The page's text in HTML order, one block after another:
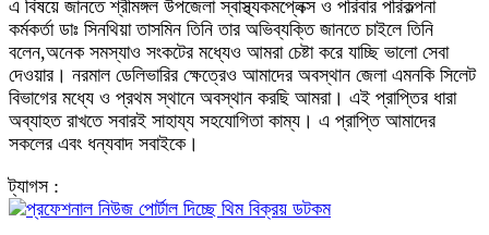
এ বিষয়ে জানতে শ্রীমঙ্গল উপজেলা স্বাস্থ্যকমপ্লেক্স ও পরিবার পরিকল্পনা
কর্মকর্তা ডাঃ সিনথিয়া তাসমিন তিনি তার অভিব্যক্তি জানতে চাইলে তিনি
বলেন,অনেক সমস্যাও সংকটের মধ্যেও আমরা চেষ্টা করে যাচ্ছি ভালো সেবা
দেওয়ার। নরমাল ডেলিভারির ক্ষেত্রেও আমাদের অবস্থান জেলা এমনকি সিলেট
বিভাগের মধ্যে ও প্রথম স্থানে অবস্থান করছি আমরা। এই প্রাপ্তির ধারা
অব্যাহত রাখতে সবারই সাহায্য সহযোগিতা কাম্য। এ প্রাপ্তি আমাদের
সকলের এবং ধন্যবাদ সবাইকে।
ট্যাগস :